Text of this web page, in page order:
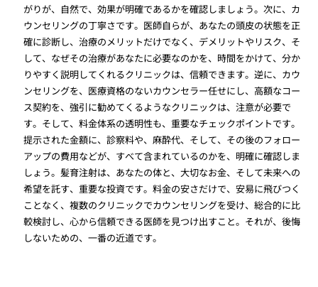
がりが、自然で、効果が明確であるかを確認しましょう。次に、カ
ウンセリングの丁寧さです。医師自らが、あなたの頭皮の状態を正
確に診断し、治療のメリットだけでなく、デメリットやリスク、そ
して、なぜその治療があなたに必要なのかを、時間をかけて、分か
りやすく説明してくれるクリニックは、信頼できます。逆に、カウ
ンセリングを、医療資格のないカウンセラー任せにし、高額なコー
ス契約を、強引に勧めてくるようなクリニックは、注意が必要で
す。そして、料金体系の透明性も、重要なチェックポイントです。
提示された金額に、診察料や、麻酔代、そして、その後のフォロー
アップの費用などが、すべて含まれているのかを、明確に確認しま
しょう。髪育注射は、あなたの体と、大切なお金、そして未来への
希望を託す、重要な投資です。料金の安さだけで、安易に飛びつく
ことなく、複数のクリニックでカウンセリングを受け、総合的に比
較検討し、心から信頼できる医師を見つけ出すこと。それが、後悔
しないための、一番の近道です。